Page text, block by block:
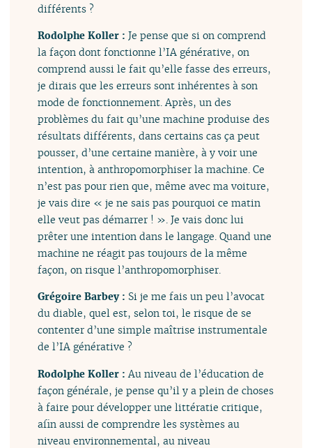
différents ?
Rodolphe Koller :Je pense que si on comprend
la façon dont fonctionne l’IA générative, on
comprend aussi le fait qu’elle fasse des erreurs,
je dirais que les erreurs sont inhérentes à son
mode de fonctionnement. Après, un des
problèmes du fait qu’une machine produise des
résultats différents, dans certains cas ça peut
pousser, d’une certaine manière, à y voir une
intention, à anthropomorphiser la machine. Ce
n’est pas pour rien que, même avec ma voiture,
je vais dire « je ne sais pas pourquoi ce matin
elle veut pas démarrer ! ». Je vais donc lui
prêter une intention dans le langage. Quand une
machine ne réagit pas toujours de la même
façon, on risque l’anthropomorphiser.
Grégoire Barbey : Si je me fais un peu l’avocat
du diable, quel est, selon toi, le risque de se
contenter d’une simple maîtrise instrumentale
de l’IA générative ?
Rodolphe Koller :Au niveau de l’éducation de
façon générale, je pense qu’il y a plein de choses
à faire pour développer une littératie critique,
afin aussi de comprendre les systèmes au
niveau environnemental, au niveau